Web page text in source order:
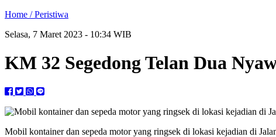
Home /Peristiwa
Selasa, 7 Maret 2023 - 10:34 WIB
KM 32 Segedong Telan Dua
Mobil kontainer dan sepeda motor yang ringsek di lokasi kejadian di